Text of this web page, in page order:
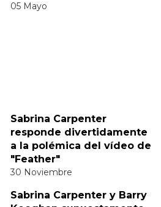
05 Mayo
Sabrina Carpenter
responde divertidamente
a la polémica del vídeo de
"Feather"
30 Noviembre
Sabrina Carpenter y Barry